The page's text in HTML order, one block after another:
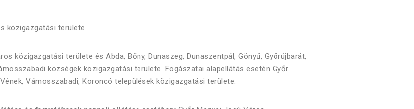
közigazgatási területe.
közigazgatási területe és Abda, Bőny, Dunaszeg, Dunaszentpál, Gönyű, Győrújbarát,
községek közigazgatási területe. Fogászatai alapellátás esetén Győr
Vámosszabadi, Koroncó települések közigazgatási területe.